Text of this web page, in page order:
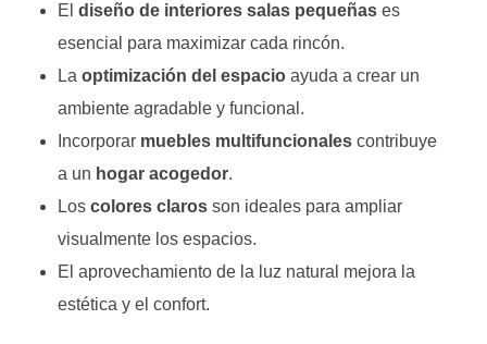
El diseño de interiores salas pequeñases
esencial para maximizar cada rincón.
La optimización del espacioayuda a crear un
ambiente agradable y funcional.
Incorporar muebles multifuncionalescontribuye
a un hogar acogedor.
Los colores clarosson ideales para ampliar
visualmente los espacios.
El aprovechamiento de la luz natural mejora la
estética y el confort.